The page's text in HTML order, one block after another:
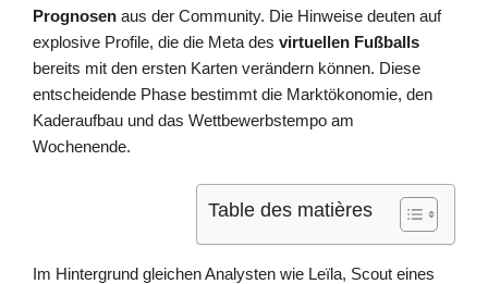
Prognosen aus der Community. Die Hinweise deuten auf
explosive Profile, die die Meta des virtuellen Fußballs
bereits mit den ersten Karten verändern können. Diese
entscheidende Phase bestimmt die Marktökonomie, den
Kaderaufbau und das Wettbewerbstempo am
Wochenende.
Table des matières
Im Hintergrund gleichen Analysten wie Leïla, Scout eines